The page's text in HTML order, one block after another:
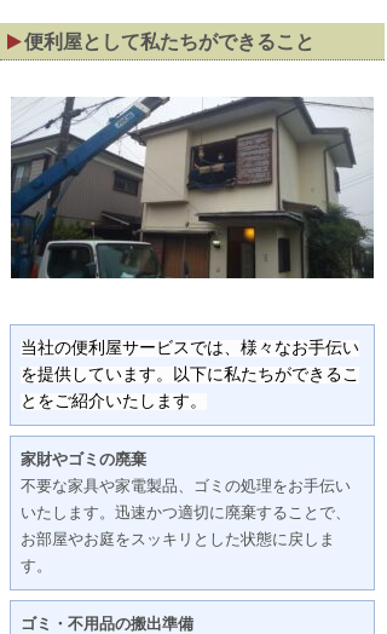
便利屋として私たちができること
当社の便利屋サービスでは、様々なお手伝い
を提供しています。以下に私たちができるこ
とをご紹介いたします。
家財やゴミの廃棄
不要な家具や家電製品、ゴミの処理をお手伝い
いたします。迅速かつ適切に廃棄することで、
お部屋やお庭をスッキリとした状態に戻しま
す。
ゴミ・不用品の搬出準備